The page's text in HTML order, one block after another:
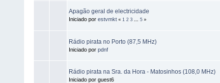
Apagão geral de electricidade
Iniciado por estvmkt « 1 2 3 5 »
Rádio pirata no Porto (87,5 MHz)
Iniciado por pdnf
Rádio pirata na Sra. da Hora - Matosinhos (108,0 MHz)
Iniciado por guest6